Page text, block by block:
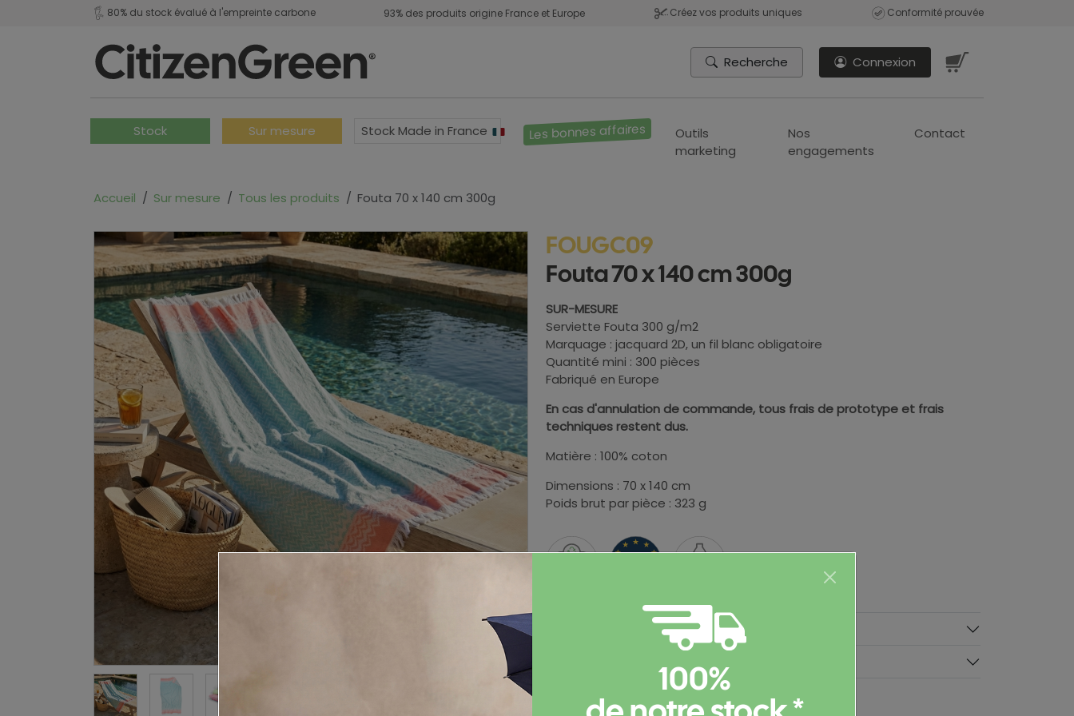
80% du stock évalué à l'empreinte carbone 93% des produits origine France et Europe Créez vos produits uniques Conformité prouvée
Recherche Connexion
Stock Sur mesure Stock Made in France Les bonnes affaires
Outils
marketing
Nos
engagements
Contact
Accueil Sur mesure Tous les produits Fouta 70 x 140 cm 300g
FOUGC09
Fouta 70 x 140 cm 300g
SUR-MESURE
Serviette Fouta 300 g/m2
Marquage : jacquard 2D, un fil blanc obligatoire
Quantité mini : 300 pièces
Fabriqué en Europe
En cas d'annulation de commande, tous frais de prototype et frais
techniques restent dus.
Matière : 100% coton
Dimensions : 70 x 140 cm
Poids brut par pièce : 323 g
Informations complémentaires
Documents et certificats
100%